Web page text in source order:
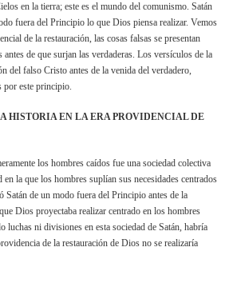
en la tierra; este es el mundo del comunismo. Satán
fuera del Principio lo que Dios piensa realizar. Vemos
de la restauración, las cosas falsas se presentan
antes de que surjan las verdaderas. Los versículos de la
del falso Cristo antes de la venida del verdadero,
por este principio.
HISTORIA EN LA ERA PROVIDENCIAL DE
los hombres caídos fue una sociedad colectiva
la que los hombres suplían sus necesidades centrados
Satán de un modo fuera del Principio antes de la
Dios proyectaba realizar centrado en los hombres
luchas ni divisiones en esta sociedad de Satán, habría
de la restauración de Dios no se realizaría